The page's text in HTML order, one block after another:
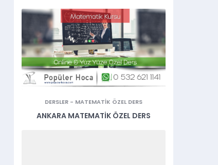
DERSLER - MATEMATIK ÖZEL DERS
ANKARA MATEMATIK ÖZEL DERS